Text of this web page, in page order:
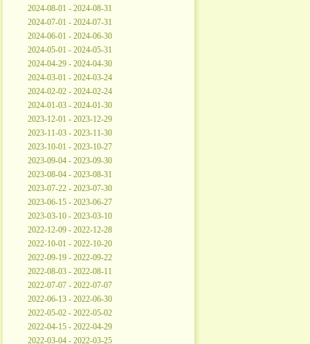
2024-08-01 - 2024-08-31
2024-07-01 - 2024-07-31
2024-06-01 - 2024-06-30
2024-05-01 - 2024-05-31
2024-04-29 - 2024-04-30
2024-03-01 - 2024-03-24
2024-02-02 - 2024-02-24
2024-01-03 - 2024-01-30
2023-12-01 - 2023-12-29
2023-11-03 - 2023-11-30
2023-10-01 - 2023-10-27
2023-09-04 - 2023-09-30
2023-08-04 - 2023-08-31
2023-07-22 - 2023-07-30
2023-06-15 - 2023-06-27
2023-03-10 - 2023-03-10
2022-12-09 - 2022-12-28
2022-10-01 - 2022-10-20
2022-09-19 - 2022-09-22
2022-08-03 - 2022-08-11
2022-07-07 - 2022-07-07
2022-06-13 - 2022-06-30
2022-05-02 - 2022-05-02
2022-04-15 - 2022-04-29
2022-03-04 - 2022-03-25